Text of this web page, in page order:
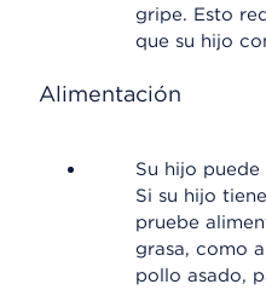
gripe. Esto
que su hijo
Alimentación
Su hijo
Si su hijo
pruebe
grasa, como
pollo asado,